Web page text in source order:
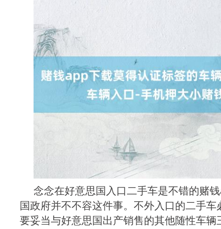
念念在好意思国入口二手车是不错的赌
国政府并不不容这件事。不外入口的二手车
要妥当与好意思国出产销售的其他随性车辆